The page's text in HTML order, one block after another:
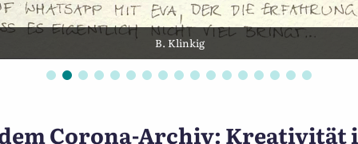
B. Klinkig
in Aschaffenburg –
dem Corona-Archiv: Kreativität